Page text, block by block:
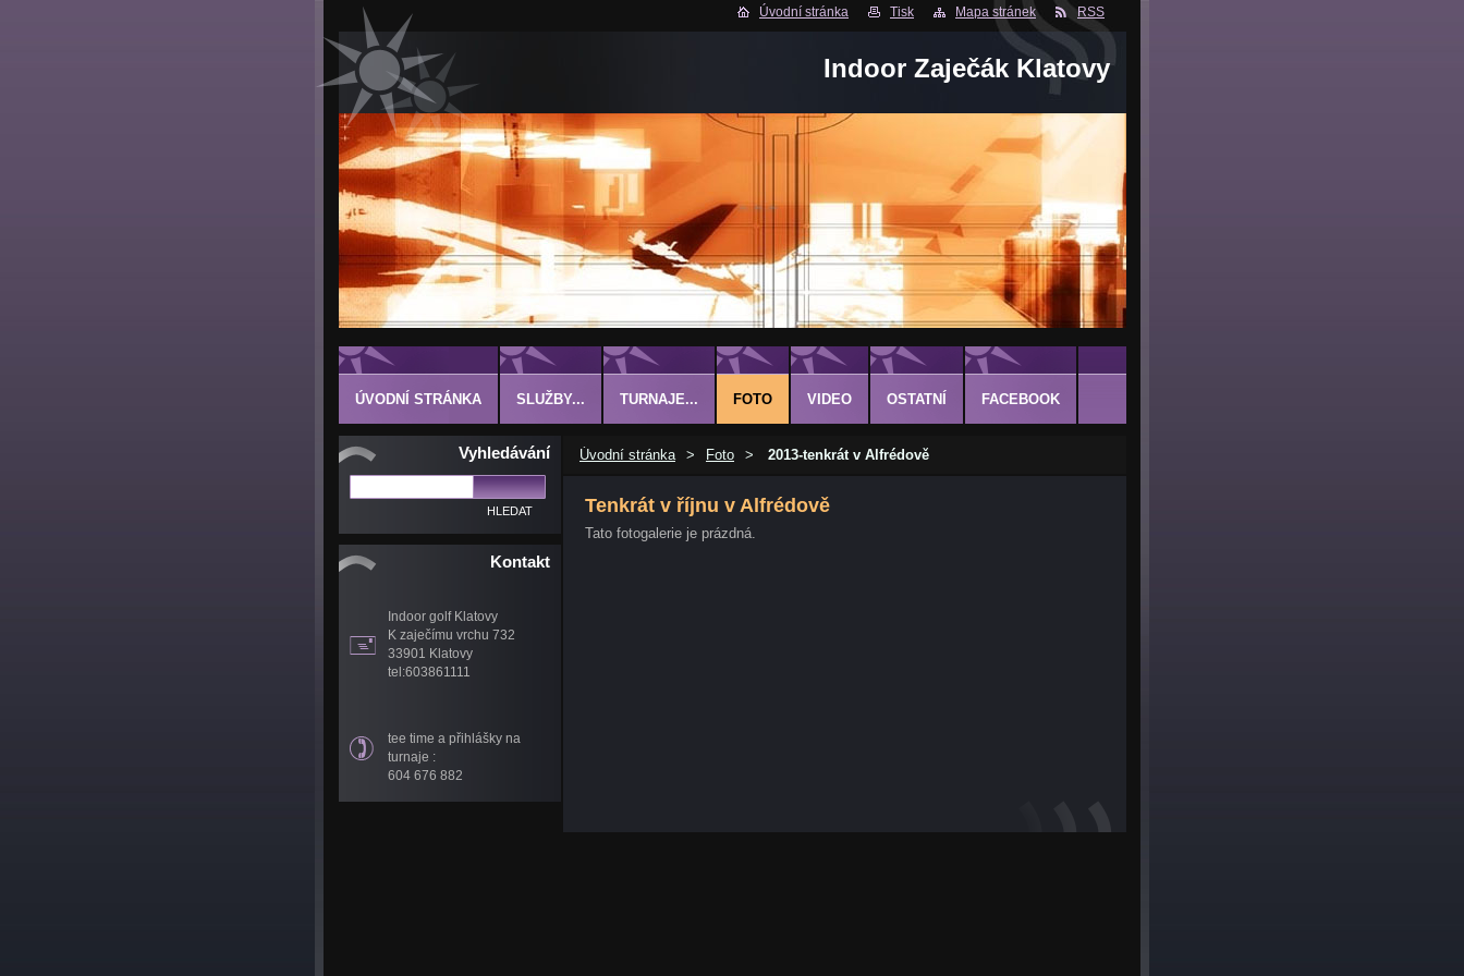
Úvodní stránka Tisk Mapa stránek RSS
Indoor Zaječák Klatovy
Vyhledávání
Kontakt
Indoor golf Klatovy
K zaječímu vrchu 732
33901 Klatovy
tel:603861111
tee time a přihlášky na
turnaje :
604 676 882
Úvodní stránka > Foto > 2013-tenkrát v Alfrédově
Tenkrát v říjnu v Alfrédově
Tato fotogalerie je prázdná.
ÚVODNÍ STRÁNKA SLUŽBY... TURNAJE... FOTO VIDEO OSTATNÍ FACEBOOK